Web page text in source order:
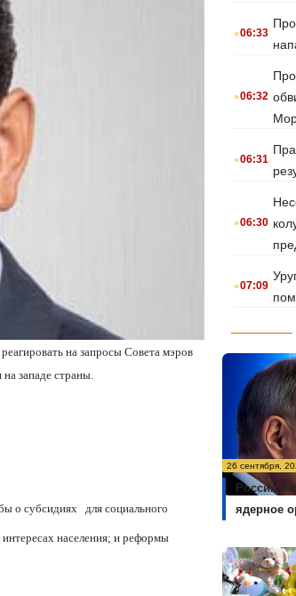
на запросы Совета мэров
западе страны.
о субсидиях для социального
населения; и реформы
.06:33
.06:32
.06:31
.06:30
.07:09
26 сентября,
Россия
ядерное